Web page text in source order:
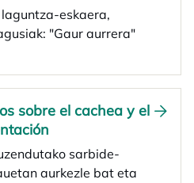
eskaera,
"Gaur aurrera"
sobre el cachea y el
sarbide-
aurkezle bat eta